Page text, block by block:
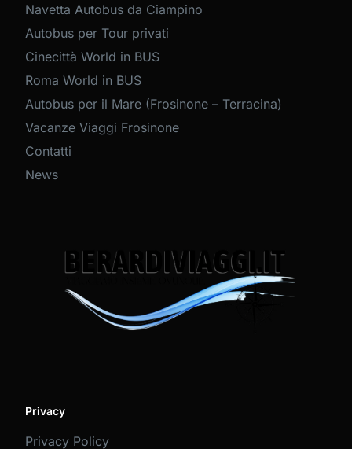
Navetta Autobus da Ciampino
Autobus per Tour privati
Cinecittà World in BUS
Roma World in BUS
Autobus per il Mare (Frosinone – Terracina)
Vacanze Viaggi Frosinone
Contatti
News
Privacy
Privacy Policy